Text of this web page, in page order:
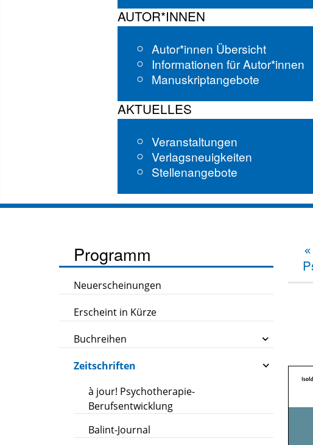
AUTOR*INNEN
Autor*innen Übersicht
Informationen für Autor*innen
Manuskriptangebote
AKTUELLES
Veranstaltungen
Verlagsneuigkeiten
Stellenangebote
Programm
Neuerscheinungen
Erscheint in Kürze
Buchreihen
Zeitschriften
à jour! Psychotherapie-
Berufsentwicklung
Balint-Journal